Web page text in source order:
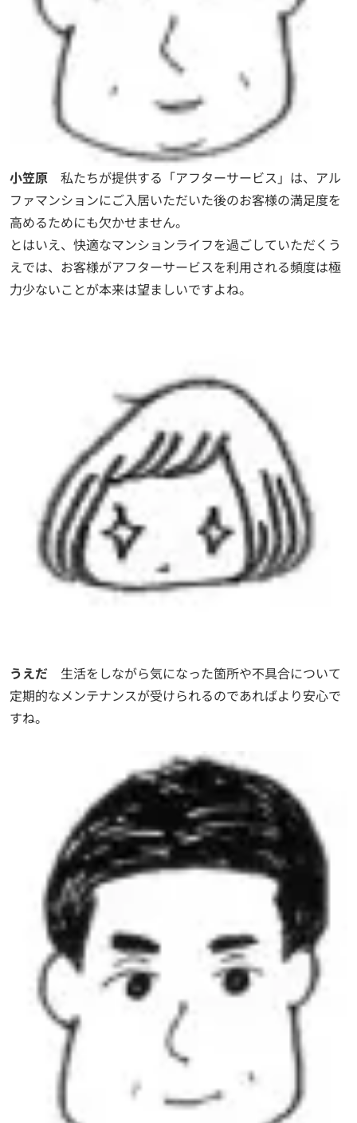
小笠原 私たちが提供する「アフターサービス」は、アル
ファマンションにご入居いただいた後のお客様の満足度を
高めるためにも欠かせません。
とはいえ、快適なマンションライフを過ごしていただくう
えでは、お客様がアフターサービスを利用される頻度は極
力少ないことが本来は望ましいですよね。
うえだ 生活をしながら気になった箇所や不具合について
定期的なメンテナンスが受けられるのであればより安心で
すね。